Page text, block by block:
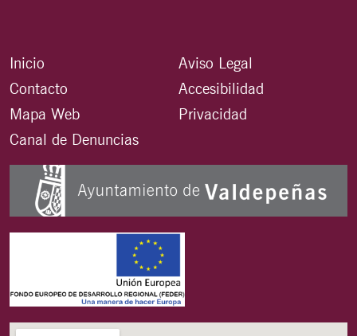
Inicio
Contacto
Mapa Web
Canal de Denuncias
Aviso Legal
Accesibilidad
Privacidad